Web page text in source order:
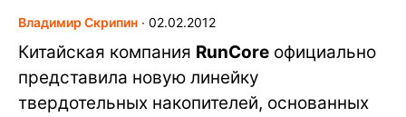
Владимир Скрипин ∙ 02.02.2012
Китайская компания RunCore официально
представила новую линейку
твердотельных накопителей, основанных